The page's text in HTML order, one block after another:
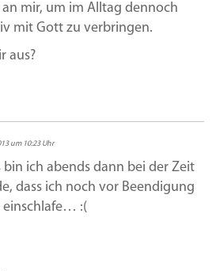
mir, um im Alltag dennoch
mit Gott zu verbringen.
aus?
um 10:23 Uhr
ich abends dann bei der Zeit
dass ich noch vor Beendigung
einschlafe… :(